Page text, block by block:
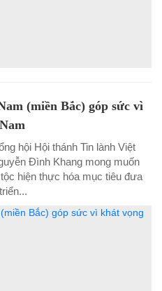
(miền Bắc) góp sức vì
hội Hội thánh Tin lành Việt
Đình Khang mong muốn
hiện thực hóa mục tiêu đưa